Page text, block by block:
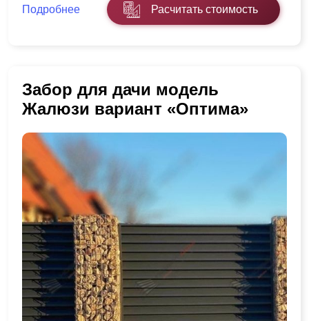
Подробнее Расчитать стоимость
Забор для дачи модель
Жалюзи вариант «Оптима»